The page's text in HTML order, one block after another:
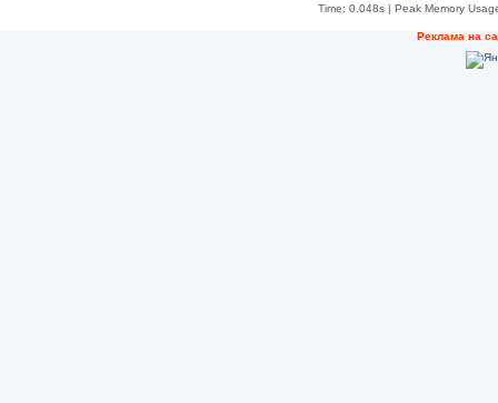
Time: 0.048s| Peak Memory
Рeклама на